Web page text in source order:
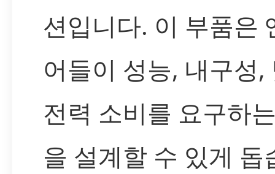
션입니다. 이 부품은
어들이 성능, 내구성,
전력 소비를 요구하
을 설계할 수 있게 돕